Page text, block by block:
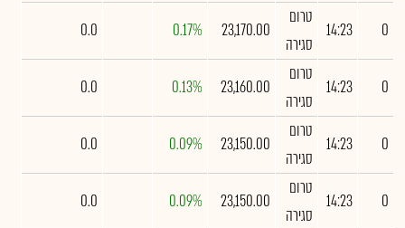
0
14:23
טרום
סגירה
23,170.00
0.17%
0.0
0
14:23
טרום
סגירה
23,160.00
0.13%
0.0
0
14:23
טרום
סגירה
23,150.00
0.09%
0.0
0
14:23
טרום
סגירה
23,150.00
0.09%
0.0